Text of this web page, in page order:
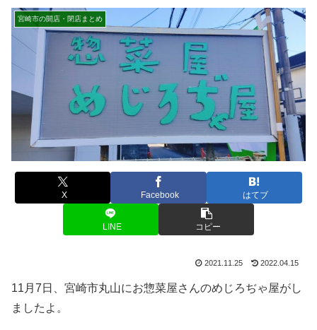
宮崎市の開店・閉店まとめ
X Facebook はてブ
LINE コピー
2021.11.25 2022.04.15
11月7日、宮崎市丸山にお惣菜屋さんのめじろぢゃ屋がし
ましたよ。